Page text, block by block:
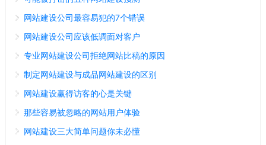
网站建设公司最容易犯的7个错误
网站建设公司应该低调面对客户
专业网站建设公司拒绝网站比稿的原因
制定网站建设与成品网站建设的区别
网站建设赢得访客的心是关键
那些容易被忽略的网站用户体验
网站建设三大简单问题你未必懂